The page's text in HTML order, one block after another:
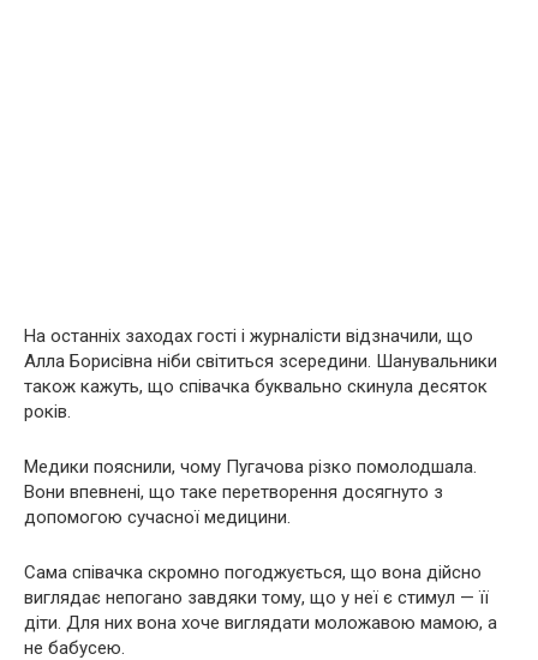
На останніх заходах гості і журналісти відзначили, що
Алла Борисівна ніби світиться зсередини. Шанувальники
також кажуть, що співачка буквально скинула десяток
років.
Медики пояснили, чому Пугачова різко помолодшала.
Вони впевнені, що таке перетворення досягнуто з
допомогою сучасної медицини.
Сама співачка скромно погоджується, що вона дійсно
виглядає непогано завдяки тому, що у неї є стимул — її
діти. Для них вона хоче виглядати моложавою мамою, а
не бабусею.